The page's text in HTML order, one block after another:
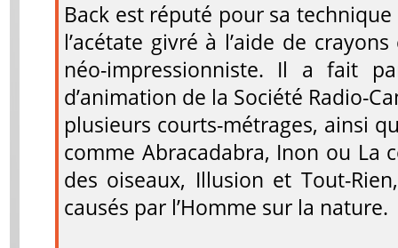
Back est réputé pour sa
l’acétate givré à l’aide de
néo-impressionniste. Il a fait
d’animation de la Société Radio-
plusieurs courts-métrages, ainsi
comme Abracadabra, Inon ou La
des oiseaux, Illusion et Tout-
causés par l’Homme sur la nature.